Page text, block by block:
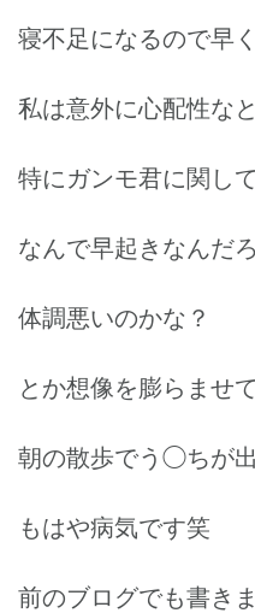
寝不足になるので早
私は意外に心配性な
特にガンモ君に関して
なんで早起きなんだ
体調悪いのかな？
とか想像を膨らませ
朝の散歩でう◯ちが
もはや病気です笑
前のブログでも書き